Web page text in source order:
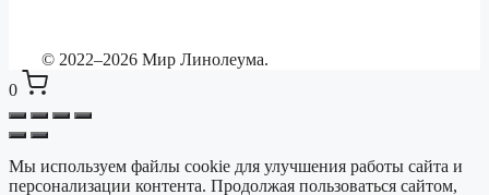
© 2022–2026 Мир Линолеума.
0
Выберите ваш город ✕
Мы используем файлы cookie для улучшения работы сайта и
персонализации контента. Продолжая пользоваться сайтом,